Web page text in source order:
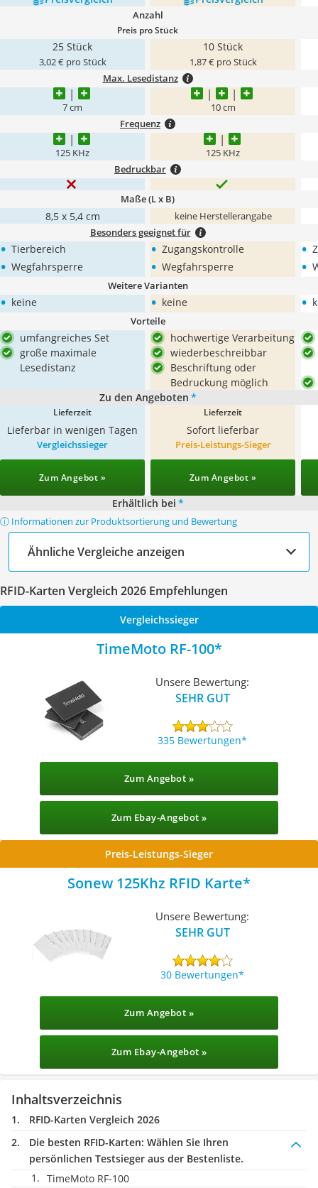
Anzahl
Preis pro Stück
25 Stück
3,02 € pro Stück
10 Stück
1,87 € pro Stück
Max. Lesedistanz
7 cm 10 cm
Frequenz
125 KHz 125 KHz
Bedruckbar
Maße (L x B)
‎8,5 x 5,4 cm keine Herstellerangabe
Besonders geeignet für
• Tierbereich
• Wegfahrsperre
• Zugangskontrolle
• Wegfahrsperre
•
•
Weitere Varianten
• keine • keine •
Vorteile
umfangreiches Set
große maximale
Lesedistanz
hochwertige Verarbeitung
wiederbeschreibbar
Beschriftung oder
Bedruckung möglich
Zu den Angeboten *
Lieferzeit
Lieferbar in wenigen Tagen
Lieferzeit
Sofort lieferbar
Vergleichssieger
Zum Angebot »
Preis-Leistungs-Sieger
Zum Angebot »
Erhältlich bei *
ⓘ Informationen zur Produktsortierung und Bewertung
Ähnliche Vergleiche anzeigen
RFID-Karten Vergleich 2026 Empfehlungen
Vergleichssieger
TimeMoto RF-100
Unsere Bewertung:
SEHR GUT
335 Bewertungen
Zum Angebot »
Zum Ebay-Angebot »
Preis-Leistungs-Sieger
Sonew 125Khz RFID Karte
Unsere Bewertung:
SEHR GUT
30 Bewertungen
Zum Angebot »
Zum Ebay-Angebot »
Inhaltsverzeichnis
RFID-Karten Vergleich 2026
Die besten RFID-Karten: Wählen Sie Ihren
persönlichen Testsieger aus der Bestenliste.
TimeMoto RF-100